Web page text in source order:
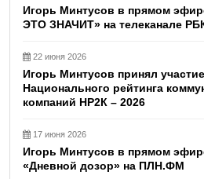
Игорь Минтусов в прямом
ЭТО ЗНАЧИТ» на телеканале
22 июня 2026
Игорь Минтусов принял
Национального рейтинга
компаний НР2К – 2026
17 июня 2026
Игорь Минтусов в прямом
«Дневной дозор» на ПЛН.ФМ